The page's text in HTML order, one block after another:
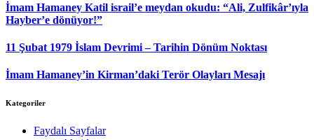
İmam Hamaney Katil israil’e meydan okudu: “Ali, Zulfikâr’ıyla
Hayber’e dönüyor!”
11 Şubat 1979 İslam Devrimi – Tarihin Dönüm Noktası
İmam Hamaney’in Kirman’daki Terör Olayları Mesajı
Kategoriler
Faydalı Sayfalar